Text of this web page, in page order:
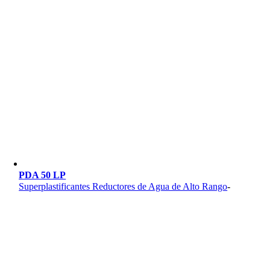
PDA 50 LP
Superplastificantes Reductores de Agua de Alto Rango-